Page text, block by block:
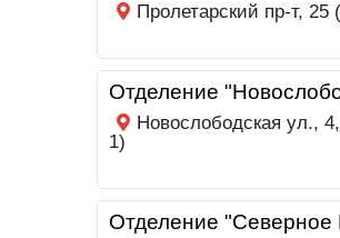
Пролетарский пр-т,
Отделение
Новослободская ул.,
1)
Отделение "Северное